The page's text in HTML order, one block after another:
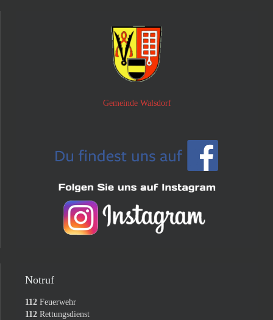
Gemeinde Walsdorf
Notruf
112 Feuerwehr
112 Rettungsdienst